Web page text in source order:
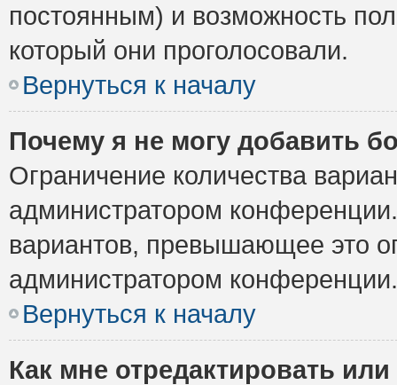
постоянным) и возможность
который они проголосовали.
Вернуться к началу
Почему я не могу добавить
Ограничение количества
администратором
вариантов, превышающее это
администратором конференции.
Вернуться к началу
Как мне отредактировать